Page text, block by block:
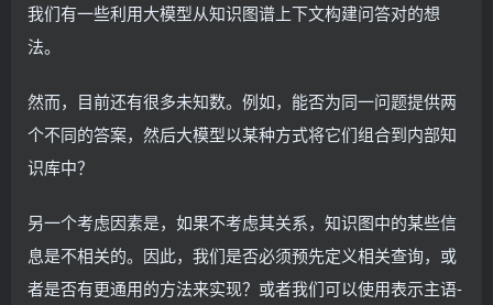
我们有一些利用大模型从知识图谱上下文构建问答对的想
法。
然而，目前还有很多未知数。例如，能否为同一问题提供两
个不同的答案，然后大模型以某种方式将它们组合到内部知
识库中？
另一个考虑因素是，如果不考虑其关系，知识图中的某些信
息是不相关的。因此，我们是否必须预先定义相关查询，或
者是否有更通用的方法来实现？或者我们可以使用表示主语-